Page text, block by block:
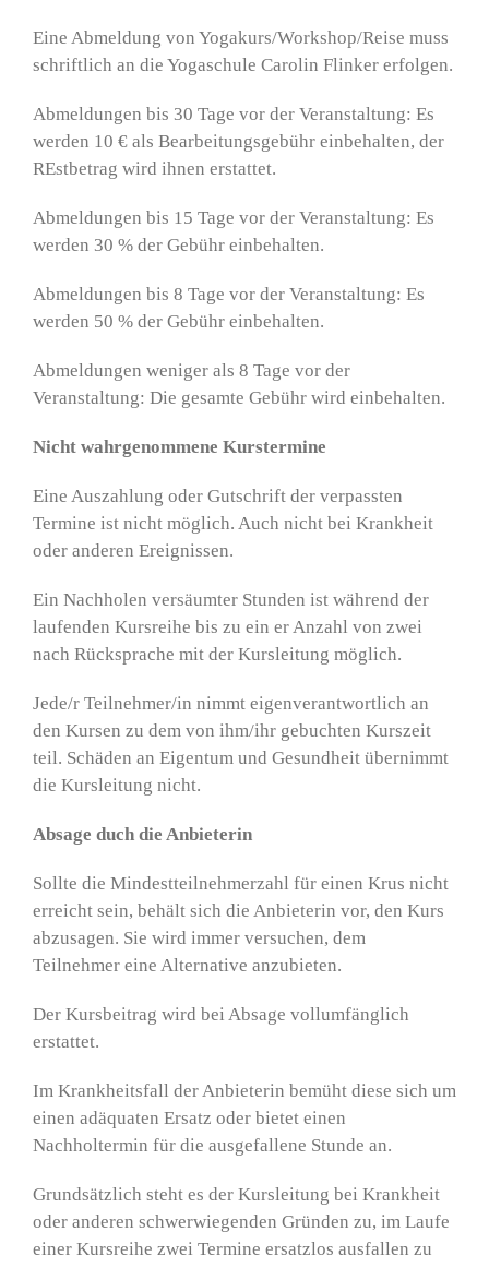
Eine Abmeldung von Yogakurs/Workshop/Reise muss
schriftlich an die Yogaschule Carolin Flinker erfolgen.
Abmeldungen bis 30 Tage vor der Veranstaltung: Es
werden 10 € als Bearbeitungsgebühr einbehalten, der
REstbetrag wird ihnen erstattet.
Abmeldungen bis 15 Tage vor der Veranstaltung: Es
werden 30 % der Gebühr einbehalten.
Abmeldungen bis 8 Tage vor der Veranstaltung: Es
werden 50 % der Gebühr einbehalten.
Abmeldungen weniger als 8 Tage vor der
Veranstaltung: Die gesamte Gebühr wird einbehalten.
Nicht wahrgenommene Kurstermine
Eine Auszahlung oder Gutschrift der verpassten
Termine ist nicht möglich. Auch nicht bei Krankheit
oder anderen Ereignissen.
Ein Nachholen versäumter Stunden ist während der
laufenden Kursreihe bis zu ein er Anzahl von zwei
nach Rücksprache mit der Kursleitung möglich.
Jede/r Teilnehmer/in nimmt eigenverantwortlich an
den Kursen zu dem von ihm/ihr gebuchten Kurszeit
teil. Schäden an Eigentum und Gesundheit übernimmt
die Kursleitung nicht.
Absage duch die Anbieterin
Sollte die Mindestteilnehmerzahl für einen Krus nicht
erreicht sein, behält sich die Anbieterin vor, den Kurs
abzusagen. Sie wird immer versuchen, dem
Teilnehmer eine Alternative anzubieten.
Der Kursbeitrag wird bei Absage vollumfänglich
erstattet.
Im Krankheitsfall der Anbieterin bemüht diese sich um
einen adäquaten Ersatz oder bietet einen
Nachholtermin für die ausgefallene Stunde an.
Grundsätzlich steht es der Kursleitung bei Krankheit
oder anderen schwerwiegenden Gründen zu, im Laufe
einer Kursreihe zwei Termine ersatzlos ausfallen zu